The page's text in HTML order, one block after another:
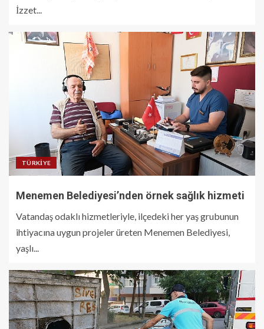
İzzet...
TÜRKIYE
Menemen Belediyesi’nden örnek sağlık hizmeti
Vatandaş odaklı hizmetleriyle, ilçedeki her yaş grubunun
ihtiyacına uygun projeler üreten Menemen Belediyesi,
yaşlı...